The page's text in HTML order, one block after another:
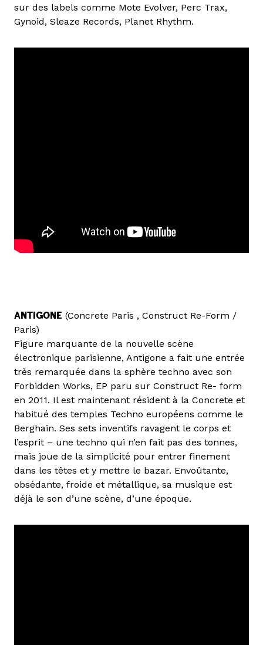
sur des labels comme Mote Evolver, Perc Trax,
Gynoid, Sleaze Records, Planet Rhythm.
ANTIGONE (Concrete Paris , Construct Re-Form /
Paris)
Figure marquante de la nouvelle scène
électronique parisienne, Antigone a fait une entrée
très remarquée dans la sphère techno avec son
Forbidden Works, EP paru sur Construct Re- form
en 2011. Il est maintenant résident à la Concrete et
habitué des temples Techno européens comme le
Berghain. Ses sets inventifs ravagent le corps et
l’esprit – une techno qui n’en fait pas des tonnes,
mais joue de la simplicité pour entrer finement
dans les têtes et y mettre le bazar. Envoûtante,
obsédante, froide et métallique, sa musique est
déjà le son d’une scène, d’une époque.